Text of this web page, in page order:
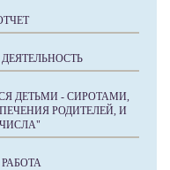
ДЕТЬМИ - СИРОТАМИ,
РОДИТЕЛЕЙ, И